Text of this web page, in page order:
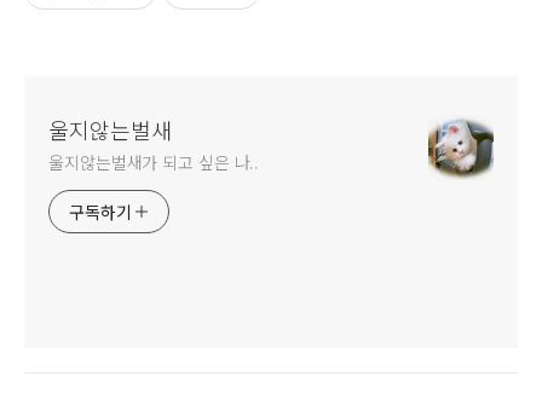
울지않는벌새
울지않는벌새가 되고 싶은 나..
구독하기